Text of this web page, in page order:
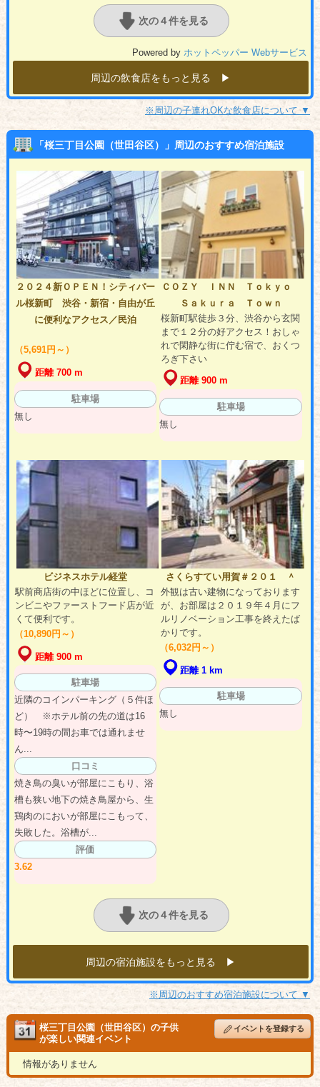
次の４件を見る
Powered byホットペッパー Webサービス
周辺の飲食店をもっと見る ▶︎
※周辺の子連れOKな飲食店について ▼
「桜三丁目公園（世田谷区）」周辺のおすすめ宿泊施設
２０２４新ＯＰＥＮ！シティパー
ル桜新町 渋谷・新宿・自由が丘
に便利なアクセス／民泊
（5,691円～）
距離 700 m
駐車場
無し
ＣＯＺＹ ＩＮＮ Ｔｏｋｙｏ
Ｓａｋｕｒａ Ｔｏｗｎ
桜新町駅徒歩３分、渋谷から玄関
まで１２分の好アクセス！おしゃ
れで閑静な街に佇む宿で、おくつ
ろぎ下さい
距離 900 m
駐車場
無し
ビジネスホテル経堂
駅前商店街の中ほどに位置し、コ
ンビニやファーストフード店が近
くて便利です。
（10,890円～）
距離 900 m
駐車場
近隣のコインパーキング（５件ほ
ど） ※ホテル前の先の道は16
時〜19時の間お車では通れませ
ん...
口コミ
焼き鳥の臭いが部屋にこもり、浴
槽も狭い地下の焼き鳥屋から、生
鶏肉のにおいが部屋にこもって、
失敗した。浴槽が...
評価
3.62
さくらすてい用賀＃２０１ ＾
外観は古い建物になっております
が、お部屋は２０１９年４月にフ
ルリノベーション工事を終えたば
かりです。
（6,032円～）
距離 1 km
駐車場
無し
次の４件を見る
周辺の宿泊施設をもっと見る ▶︎
※周辺のおすすめ宿泊施設について ▼
桜三丁目公園（世田谷区）の子供
が楽しい関連イベント
イベントを登録する
情報がありません